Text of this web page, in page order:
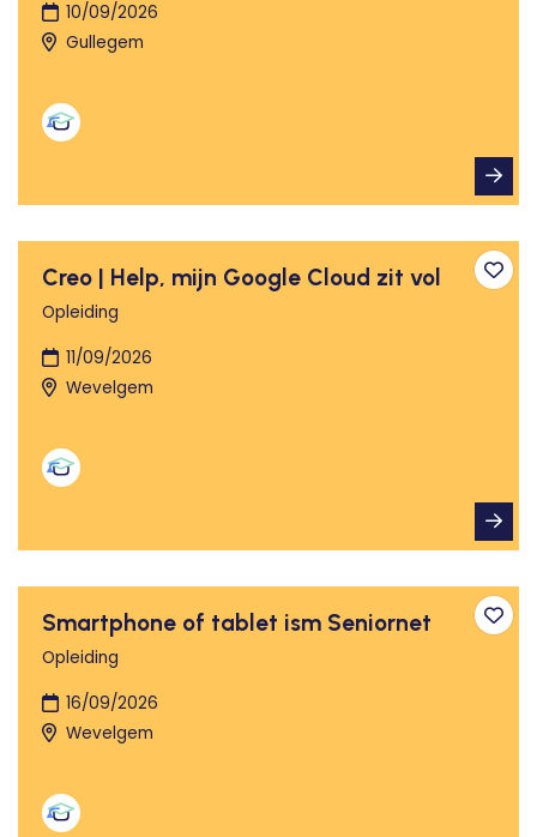
10/09/2026
Gullegem
Creo | Help, mijn Google Cloud zit vol
Opleiding
11/09/2026
Wevelgem
Smartphone of tablet ism Seniornet
Opleiding
16/09/2026
Wevelgem